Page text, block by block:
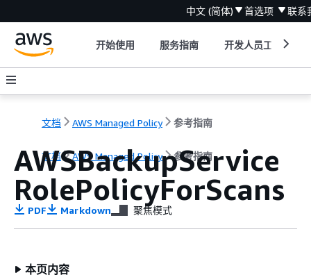
中文 (简体) 首选项 联系
开始使用 服务指南 开发人员工具
文档 AWS Managed Policy 参考指南
文档 AWS Managed Policy 参考指南
AWSBackupService
RolePolicyForScans
PDF Markdown 聚焦模式
本页内容